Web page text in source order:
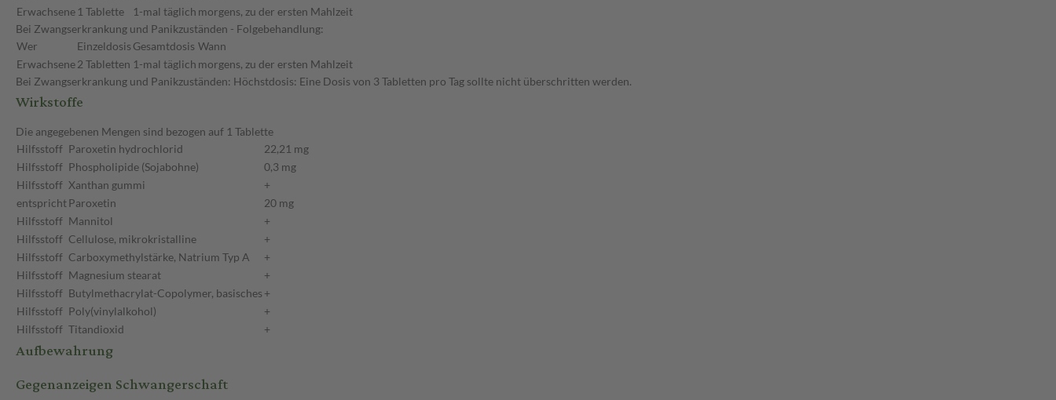
Erwachsene 1 Tablette 1-mal täglich morgens, zu der ersten Mahlzeit
Bei Zwangserkrankung und Panikzuständen - Folgebehandlung:
Wer
Einzeldosis Gesamtdosis Wann
Erwachsene2 Tabletten 1-mal täglich morgens, zu der ersten Mahlzeit
Bei Zwangserkrankung und Panikzuständen: Höchstdosis: Eine Dosis von 3 Tabletten pro Tag sollte nicht überschritten werden.
Wirkstoffe
Die angegebenen Mengen sind bezogen auf 1 Tablette
Hilfsstoff Paroxetin hydrochlorid
22,21 mg
Hilfsstoff Phospholipide (Sojabohne)
0,3 mg
Hilfsstoff Xanthan gummi
+
entsprichtParoxetin
20 mg
Hilfsstoff Mannitol
+
Hilfsstoff Cellulose, mikrokristalline
+
Hilfsstoff Carboxymethylstärke, Natrium Typ A
+
Hilfsstoff Magnesium stearat
+
Hilfsstoff Butylmethacrylat-Copolymer, basisches +
Hilfsstoff Poly(vinylalkohol)
+
Hilfsstoff Titandioxid +
Aufbewahrung
Gegenanzeigen Schwangerschaft